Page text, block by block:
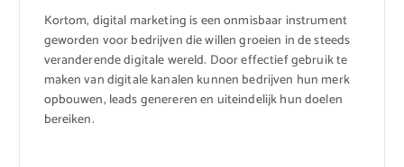
Kortom, digital marketing is een onmisbaar instrument
geworden voor bedrijven die willen groeien in de steeds
veranderende digitale wereld. Door effectief gebruik te
maken van digitale kanalen kunnen bedrijven hun merk
opbouwen, leads genereren en uiteindelijk hun doelen
bereiken.